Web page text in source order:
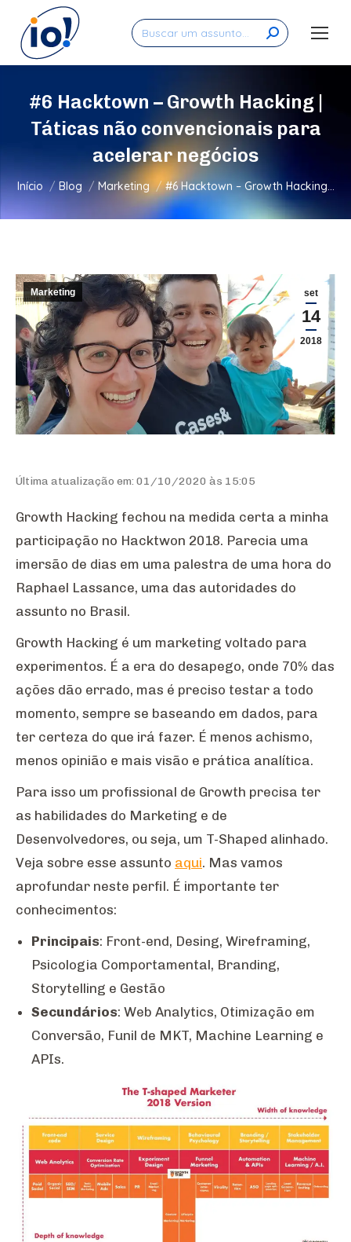
Search:
#6 Hacktown – Growth Hacking |
Táticas não convencionais para
acelerar negócios
Você está aqui:
Início Blog Marketing #6 Hacktown – Growth Hacking…
set
14
2018
Marketing
Última atualização em: 01/10/2020 às 15:05
Growth Hacking fechou na medida certa a minha
participação no Hacktwon 2018. Parecia uma
imersão de dias em uma palestra de uma hora do
Raphael Lassance, uma das autoridades do
assunto no Brasil.
Growth Hacking é um marketing voltado para
experimentos. É a era do desapego, onde 70% das
ações dão errado, mas é preciso testar a todo
momento, sempre se baseando em dados, para
ter certeza do que irá fazer. É menos achismo,
menos opinião e mais visão e prática analítica.
Para isso um profissional de Growth precisa ter
as habilidades do Marketing e de
Desenvolvedores, ou seja, um T-Shaped alinhado.
Veja sobre esse assunto aqui. Mas vamos
aprofundar neste perfil. É importante ter
conhecimentos:
Principais: Front-end, Desing, Wireframing,
Psicologia Comportamental, Branding,
Storytelling e Gestão
Secundários: Web Analytics, Otimização em
Conversão, Funil de MKT, Machine Learning e
APIs.